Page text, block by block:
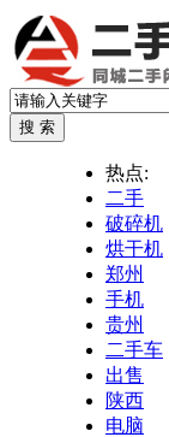
热点:
二手
破碎机
烘干机
郑州
手机
贵州
二手车
出售
陕西
电脑